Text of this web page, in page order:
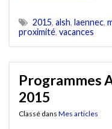
2015, alsh, laennec,
proximité, vacances
Programmes
2015
Classé dans Mes articles